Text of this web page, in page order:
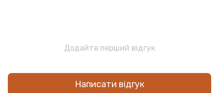
Додайте перший відгук
Написати відгук